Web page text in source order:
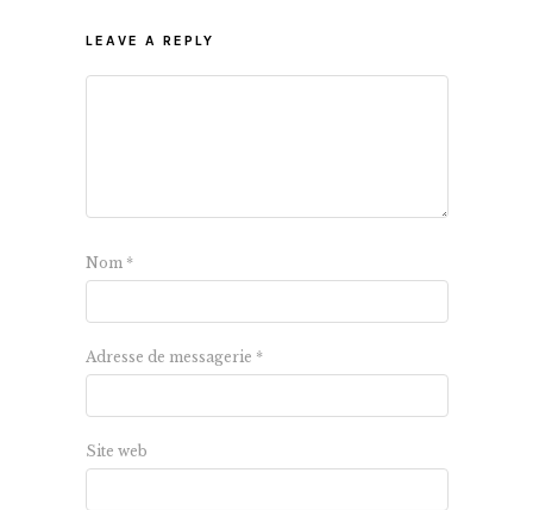
LEAVE A REPLY
Nom *
Adresse de messagerie *
Site web